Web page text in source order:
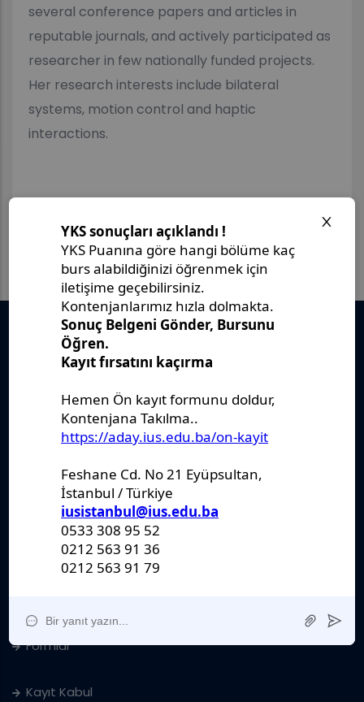
several conference papers and articles in
reputable journals, and actively participated as
researcher in few nationally funded projects.
Her research interests include bilateral
systems, motion control and haptic
interactions.
Önemli Belgeler
Stratejik Plan
IUS Statüs
Yönetmelikler
Kanunlar
Kararlar
Politikalar
Raporlar
Formlar
Kayıt Kabul